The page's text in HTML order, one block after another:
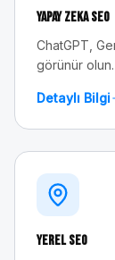
Yapay Zeka SEO
ChatGPT,
görünür
Detaylı Bilgi
Yerel SEO